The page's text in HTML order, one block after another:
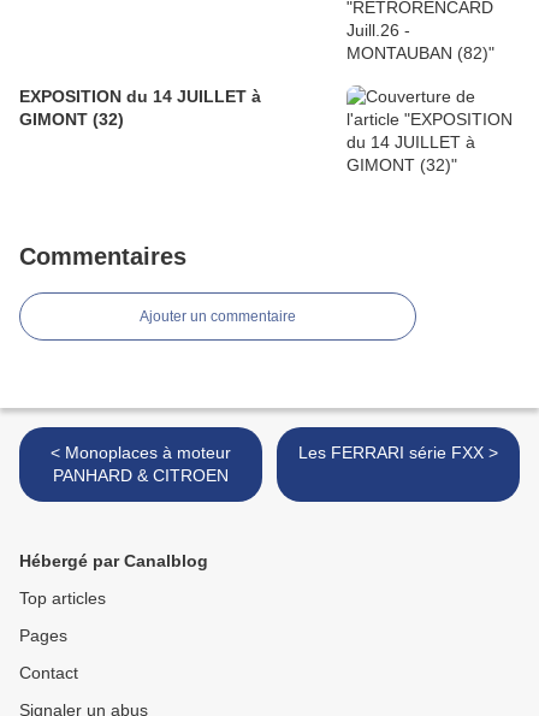
EXPOSITION du 14 JUILLET à
GIMONT (32)
Commentaires
Ajouter un commentaire
< Monoplaces à moteur
PANHARD & CITROEN
Les FERRARI série FXX >
Hébergé par Canalblog
Top articles
Pages
Contact
Signaler un abus